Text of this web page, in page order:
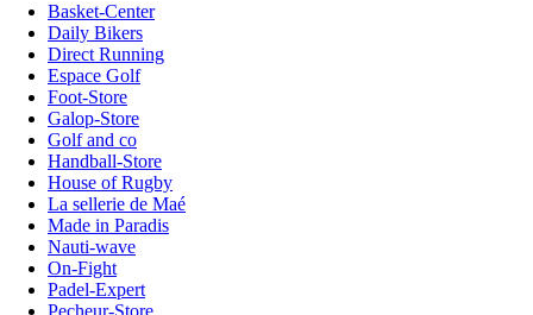
Basket-Center
Daily Bikers
Direct Running
Espace Golf
Foot-Store
Galop-Store
Golf and co
Handball-Store
House of Rugby
La sellerie de Maé
Made in Paradis
Nauti-wave
On-Fight
Padel-Expert
Pecheur-Store